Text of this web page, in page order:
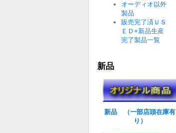
オーディオ以外
製品
販売完了済ＵＳ
ＥＤ+新品生産
完了製品一覧
新品
新品 （一部店頭在庫有
り）